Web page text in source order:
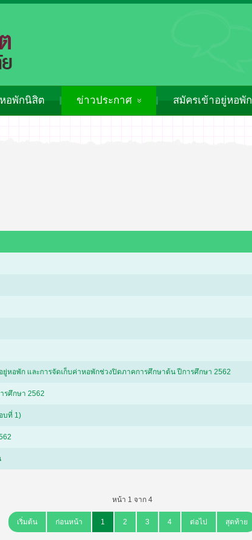
อพักนิสิต ข่าวประกาศ สมัครเข้าอยู่หอพัก
หอพัก และการจัดเก็บค่าหอพักช่วงปิดภาคการศึกษาต้น ปีการศึกษา 2562
รศึกษา 2562
บที่ 1)
หน้า 1 จาก 4
เริ่มต้น ก่อนหน้า 1 2 3 4 ต่อไป สุดท้าย